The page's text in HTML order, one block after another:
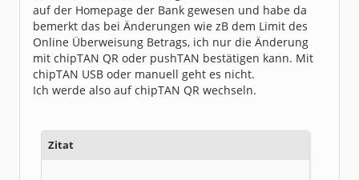
auf der Homepage der Bank gewesen und habe da
bemerkt das bei Änderungen wie zB dem Limit des
Online Überweisung Betrags, ich nur die Änderung
mit chipTAN QR oder pushTAN bestätigen kann. Mit
chipTAN USB oder manuell geht es nicht.
Ich werde also auf chipTAN QR wechseln.
Zitat